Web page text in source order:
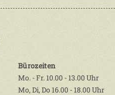
Bürozeiten
Mo. - Fr. 10.00 - 13.00 Uhr
Mo, Di, Do 16.00 - 18.00 Uhr